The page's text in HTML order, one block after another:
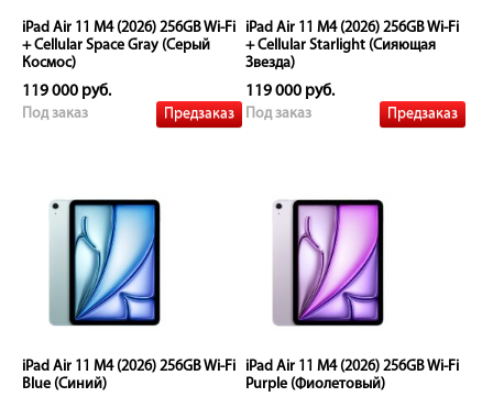
iPad Air 11 M4 (2026) 256GB Wi-Fi
+ Cellular Space Gray (Серый
Космос)
119 000 руб.
Под заказ Предзаказ
iPad Air 11 M4 (2026) 256GB Wi-Fi
+ Cellular Starlight (Сияющая
Звезда)
119 000 руб.
Под заказ Предзаказ
iPad Air 11 M4 (2026) 256GB Wi-Fi
Blue (Синий)
iPad Air 11 M4 (2026) 256GB Wi-Fi
Purple (Фиолетовый)